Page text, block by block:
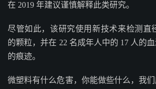
在 2019 年建议谨慎解释此类研究。
尽管如此，该研究使用新技术来检测直
的颗粒，并在 22 名成年人中的 17 人的
的痕迹。
微塑料有什么危害，你能做些什么，我